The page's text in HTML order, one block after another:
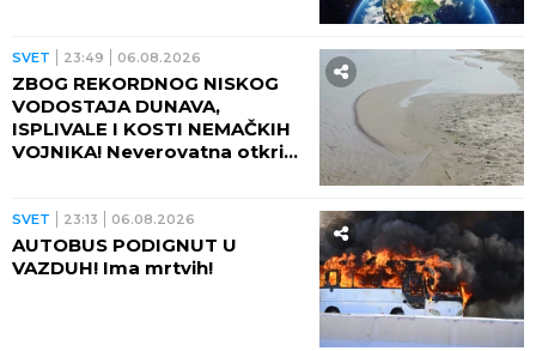
SVET 23:49 06.08.2026
ZBOG REKORDNOG NISKOG
VODOSTAJA DUNAVA,
ISPLIVALE I KOSTI NEMAČKIH
VOJNIKA! Neverovatna otkrića
SVET 23:13 06.08.2026
AUTOBUS PODIGNUT U
VAZDUH! Ima mrtvih!